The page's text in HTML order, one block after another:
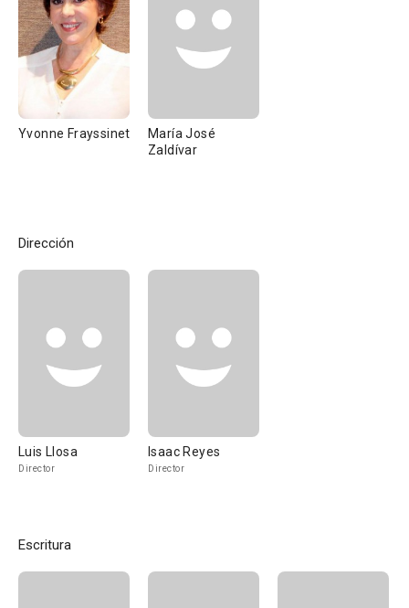
Yvonne Frayssinet
María José
Zaldívar
Dirección
Luis Llosa
Director
Isaac Reyes
Director
Escritura